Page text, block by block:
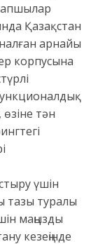
Қазақстан
арнайы
корпусына
тән
үшін
тазы туралы
маңызды
кезеңінде